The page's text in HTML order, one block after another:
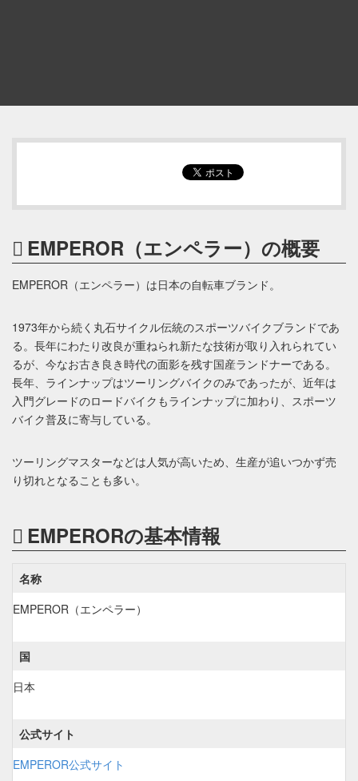
EMPEROR（エンペラー）の概要
EMPEROR（エンペラー）は日本の自転車ブランド。
1973年から続く丸石サイクル伝統のスポーツバイクブランドであ
る。長年にわたり改良が重ねられ新たな技術が取り入れられてい
るが、今なお古き良き時代の面影を残す国産ランドナーである。
長年、ラインナップはツーリングバイクのみであったが、近年は
入門グレードのロードバイクもラインナップに加わり、スポーツ
バイク普及に寄与している。
ツーリングマスターなどは人気が高いため、生産が追いつかず売
り切れとなることも多い。
EMPERORの基本情報
名称
EMPEROR（エンペラー）
国
日本
公式サイト
EMPEROR公式サイト